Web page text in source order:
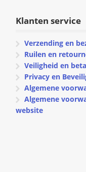
Klanten service
Verzending en
Ruilen en
Veiligheid en
Privacy en
Algemene
Algemene
website